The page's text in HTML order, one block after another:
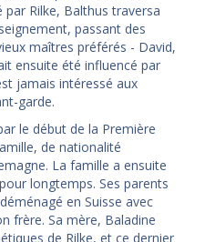
Rilke, Balthus traversa
passant des
maîtres préférés - David,
ensuite été influencé par
jamais intéressé aux
garde.
le début de la Première
de nationalité
La famille a ensuite
longtemps. Ses parents
en Suisse avec
frère. Sa mère, Baladine
de Rilke, et ce dernier